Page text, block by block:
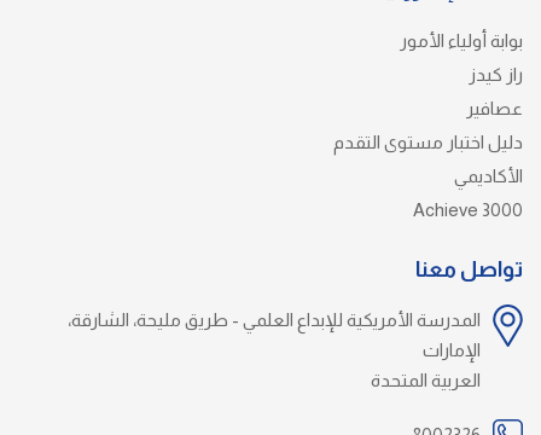
بوابة أولياء الأمور
راز كيدز
عصافير
دليل اختبار مستوى التقدم
الأكاديمي
Achieve 3000
تواصل معنا
المدرسة الأمريكية للإبداع العلمي - طريق مليحة، الشارقة،
الإمارات
العربية المتحدة